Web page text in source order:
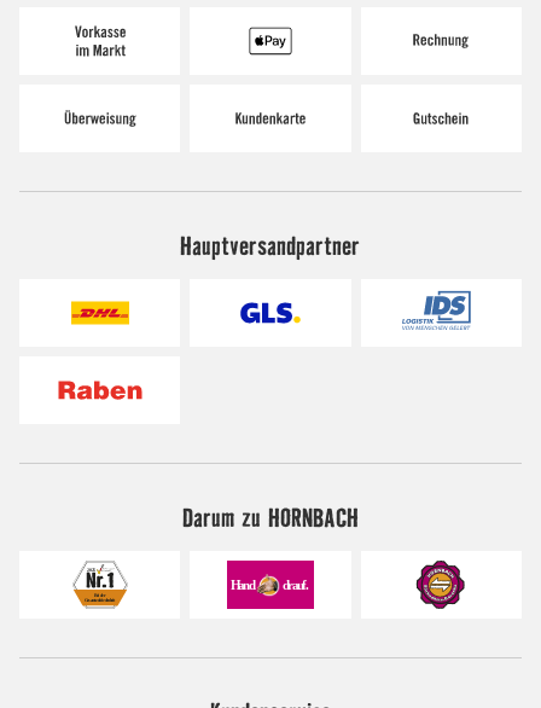
Hauptversandpartner
Darum zu HORNBACH